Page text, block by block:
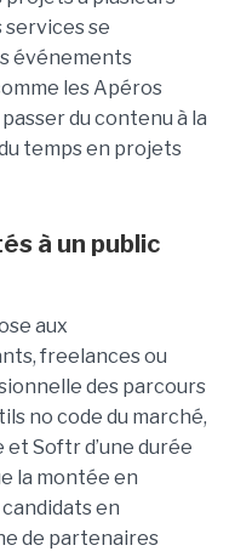
services se
événements
les Apéros
du contenu à la
temps en projets
à un public
aux
freelances ou
des parcours
no code du marché,
Softr d’une durée
la montée en
en
de partenaires